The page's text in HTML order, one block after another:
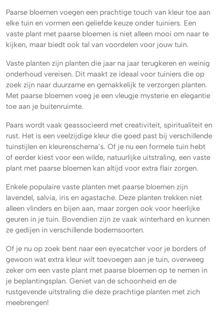
Paarse bloemen voegen een prachtige touch van kleur toe aan
elke tuin en vormen een geliefde keuze onder tuiniers. Een
vaste plant met paarse bloemen is niet alleen mooi om naar te
kijken, maar biedt ook tal van voordelen voor jouw tuin.
Vaste planten zijn planten die jaar na jaar terugkeren en weinig
onderhoud vereisen. Dit maakt ze ideaal voor tuiniers die op
zoek zijn naar duurzame en gemakkelijk te verzorgen planten.
Met paarse bloemen voeg je een vleugje mysterie en elegantie
toe aan je buitenruimte.
Paars wordt vaak geassocieerd met creativiteit, spiritualiteit en
rust. Het is een veelzijdige kleur die goed past bij verschillende
tuinstijlen en kleurenschema’s. Of je nu een formele tuin hebt
of eerder kiest voor een wilde, natuurlijke uitstraling, een vaste
plant met paarse bloemen kan altijd voor extra flair zorgen.
Enkele populaire vaste planten met paarse bloemen zijn
lavendel, salvia, iris en agastache. Deze planten trekken niet
alleen vlinders en bijen aan, maar zorgen ook voor heerlijke
geuren in je tuin. Bovendien zijn ze vaak winterhard en kunnen
ze gedijen in verschillende bodemsoorten.
Of je nu op zoek bent naar een eyecatcher voor je borders of
gewoon wat extra kleur wilt toevoegen aan je tuin, overweeg
zeker om een vaste plant met paarse bloemen op te nemen in
je beplantingsplan. Geniet van de schoonheid en de
rustgevende uitstraling die deze prachtige planten met zich
meebrengen!